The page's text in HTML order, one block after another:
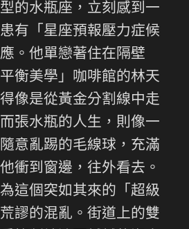
的水瓶座，立刻感到一
有「星座預報壓力症候
。他單戀著住在隔壁
衡美學」咖啡館的林天
像是從黃金分割線中走
張水瓶的人生，則像一
意亂踢的毛線球，充滿
衝到窗邊，往外看去。
這個突如其來的「超級
謬的混亂。街道上的雙